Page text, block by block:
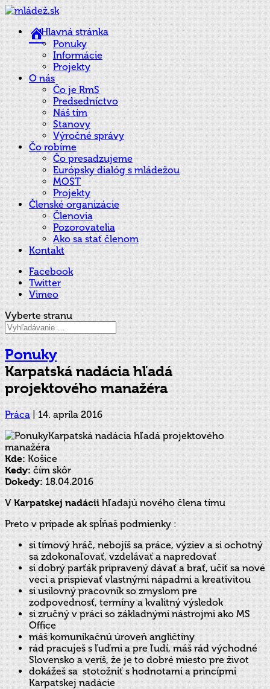
Hlavná stránka
Ponuky
Informácie
Projekty
O nás
Čo je RmS
Predsedníctvo
Náš tím
Stanovy
Výročné správy
Čo robíme
Čo presadzujeme
Európsky dialóg s mládežou
MOST
Projekty
Členské organizácie
Členovia
Pozorovatelia
Ako sa stať členom
Kontakt
Facebook
Twitter
Vimeo
Vyberte stranu
Ponuky
Karpatská nadácia hľadá
projektového manažéra
Práca|14. apríla 2016
Kde:Košice
Kedy:čím skôr
Dokedy:18.04.2016
VKarpatskej nadáciihľadajú nového člena tímu
Preto v prípade ak spĺňaš podmienky :
si tímový hráč, nebojíš sa práce, výziev a si ochotný
sa zdokonaľovať, vzdelávať a napredovať
si dobrý parťák pripravený dávať a brať, učiť sa nové
veci a prispievať vlastnými nápadmi a kreativitou
si usilovný pracovník so zmyslom pre
zodpovednosť, termíny a kvalitný výsledok
si zručný v práci so základnými nástrojmi ako MS
Office
máš komunikačnú úroveň angličtiny
rád pracuješ s ľuďmi a pre ľudí, máš rád východné
Slovensko a veríš, že je to dobré miesto pre život
dokážeš sa stotožniť s hodnotami a princípmi
Karpatskej nadácie